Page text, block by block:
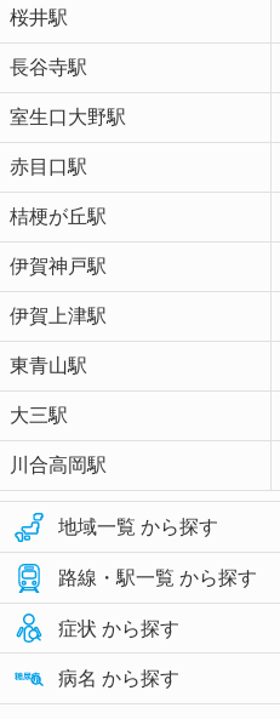
桜井駅
長谷寺駅
室生口大野駅
赤目口駅
桔梗が丘駅
伊賀神戸駅
伊賀上津駅
東青山駅
大三駅
川合高岡駅
地域一覧 から探す
路線・駅一覧 から探す
症状 から探す
病名 から探す